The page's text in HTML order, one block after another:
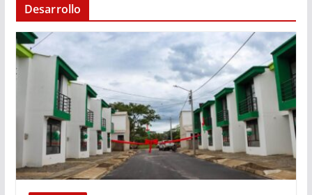
Desarrollo